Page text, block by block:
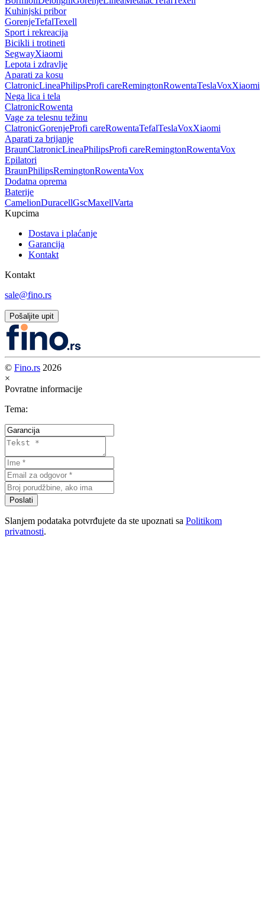
Kuhinjski pribor
GorenjeTefalTexell
Sport i rekreacija
Bicikli i trotineti
SegwayXiaomi
Lepota i zdravlje
Aparati za kosu
ClatronicLineaPhilipsProfi careRemingtonRowentaTeslaVoxXiaomi
Nega lica i tela
ClatronicRowenta
Vage za telesnu težinu
ClatronicGorenjeProfi careRowentaTefalTeslaVoxXiaomi
Aparati za brijanje
BraunClatronicLineaPhilipsProfi careRemingtonRowentaVox
Epilatori
BraunPhilipsRemingtonRowentaVox
Dodatna oprema
Baterije
CamelionDuracellGscMaxellVarta
Kupcima
Dostava i plaćanje
Garancija
Kontakt
Kontakt
sale@fino.rs
Pošaljite upit
© Fino.rs 2026
×
Povratne informacije
Tema:
Poslati
Slanjem podataka potvrđujete da ste upoznati sa Politikom
privatnosti.